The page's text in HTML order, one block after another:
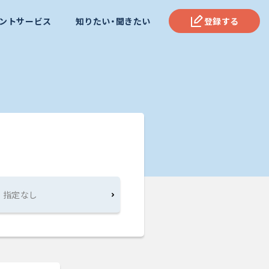
トサービス 知りたい・聞きたい 登録する